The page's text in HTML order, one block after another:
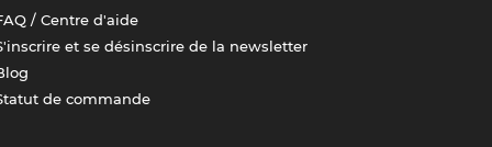
/ Centre d'aide
et se désinscrire de la newsletter
de commande